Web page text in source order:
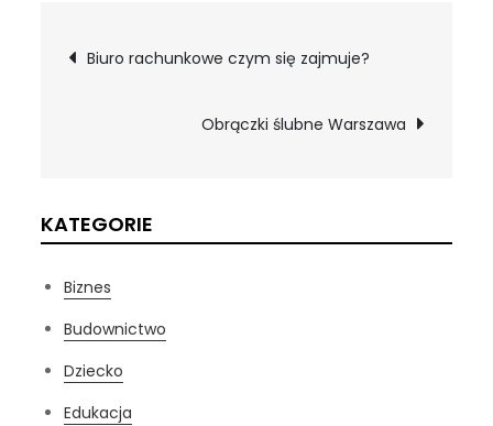
Nawigacja
wpisu
Biuro rachunkowe czym się zajmuje?
Obrączki ślubne Warszawa
KATEGORIE
Biznes
Budownictwo
Dziecko
Edukacja